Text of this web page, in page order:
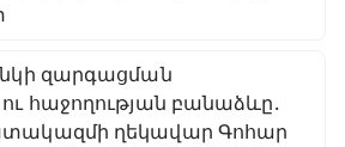
զարգացման
հաջողության բանաձևը․
ղեկավար Գոհար